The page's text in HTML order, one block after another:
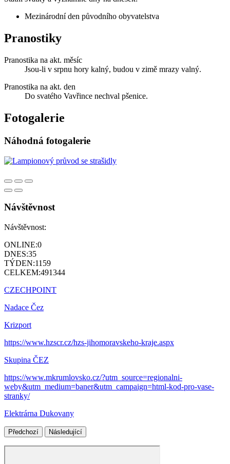
Mezinárodní den původního obyvatelstva
Pranostiky
Pranostika na akt. měsíc
Jsou-li v srpnu hory kalný, budou v zimě mrazy valný.
Pranostika na akt. den
Do svatého Vavřince nechval pšenice.
Fotogalerie
Náhodná fotogalerie
Návštěvnost
Návštěvnost:
ONLINE:0
DNES:35
TÝDEN:1159
CELKEM:491344
CZECHPOINT
Nadace Čez
Krizport
https://www.hzscr.cz/hzs-jihomoravskeho-kraje.aspx
Skupina ČEZ
https://www.mkrumlovsko.cz/?utm_source=regionalni-
weby&utm_medium=baner&utm_campaign=html-kod-pro-vase-
stranky/
Elektrárna Dukovany
Předchozí Následující